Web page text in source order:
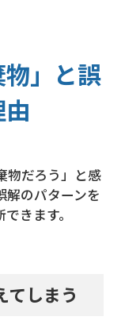
」と誤
物だろう」と感
解のパターンを
きます。
てしまう